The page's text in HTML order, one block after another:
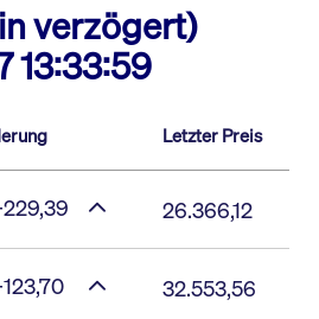
verzögert)
13:33:59
Letzter Preis
26.366,12
32.553,56